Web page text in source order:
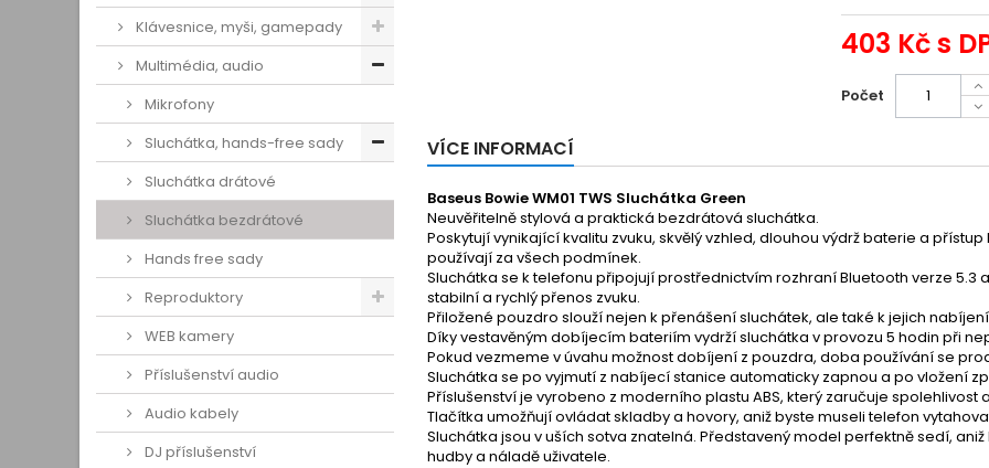
Klávesnice, myši, gamepady
Multimédia, audio
Mikrofony
Sluchátka, hands-free sady
Sluchátka drátové
Sluchátka bezdrátové
Hands free sady
Reproduktory
WEB kamery
Příslušenství audio
Audio kabely
DJ příslušenství
403 Kčs
Počet
VÍCE INFORMACÍ
Baseus Bowie WM01 TWS Sluchátka Green
Neuvěřitelně stylová a praktická bezdrátová sluchátka.
Poskytují vynikající kvalitu zvuku, skvělý vzhled, dlouhou výdrž baterie a
používají za všech podmínek.
Sluchátka se k telefonu připojují prostřednictvím rozhraní Bluetooth verze
stabilní a rychlý přenos zvuku.
Přiložené pouzdro slouží nejen k přenášení sluchátek, ale také k jejich
Díky vestavěným dobíjecím bateriím vydrží sluchátka v provozu 5 hodin při
Pokud vezmeme v úvahu možnost dobíjení z pouzdra, doba používání se
Sluchátka se po vyjmutí z nabíjecí stanice automaticky zapnou a po vložení
Příslušenství je vyrobeno z moderního plastu ABS, který zaručuje spolehlivost
Tlačítka umožňují ovládat skladby a hovory, aniž byste museli telefon
Sluchátka jsou v uších sotva znatelná. Představený model perfektně sedí,
hudby a náladě uživatele.